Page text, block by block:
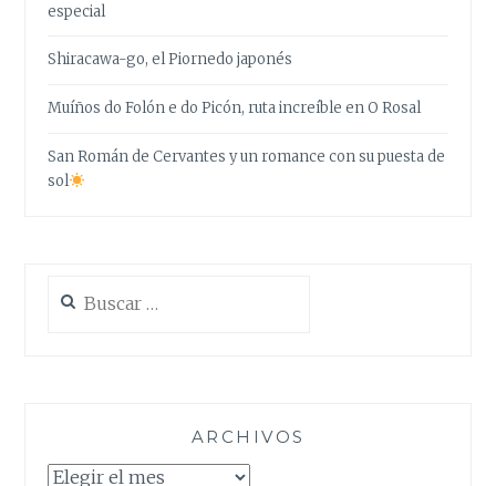
especial
Shiracawa-go, el Piornedo japonés
Muíños do Folón e do Picón, ruta increíble en O Rosal
San Román de Cervantes y un romance con su puesta de
sol
ARCHIVOS
Archivos